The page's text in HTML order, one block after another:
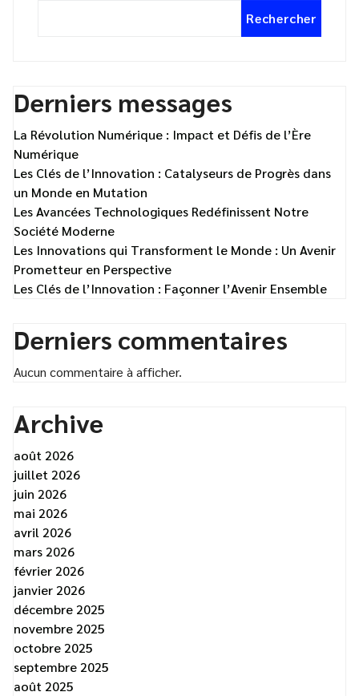
Rechercher
Derniers messages
La Révolution Numérique : Impact et Défis de l’Ère
Numérique
Les Clés de l’Innovation : Catalyseurs de Progrès dans
un Monde en Mutation
Les Avancées Technologiques Redéfinissent Notre
Société Moderne
Les Innovations qui Transforment le Monde : Un Avenir
Prometteur en Perspective
Les Clés de l’Innovation : Façonner l’Avenir Ensemble
Derniers commentaires
Aucun commentaire à afficher.
Archive
août 2026
juillet 2026
juin 2026
mai 2026
avril 2026
mars 2026
février 2026
janvier 2026
décembre 2025
novembre 2025
octobre 2025
septembre 2025
août 2025